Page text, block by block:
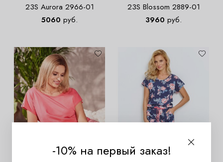
23S Aurora 2966-01
5060 руб.
23S Blossom 2889-01
3960 руб.
-10% на первый заказ!